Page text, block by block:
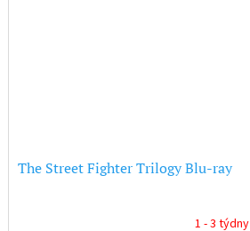
The Street Fighter Trilogy Blu-ray
1 - 3 týdny